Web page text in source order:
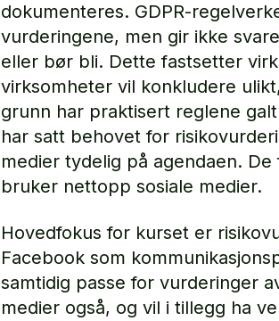
dokumenteres. GDPR-
vurderingene, men gir ikke
eller bør bli. Dette fastsetter
virksomheter vil konkludere
grunn har praktisert reglene
har satt behovet for
medier tydelig på agendaen.
bruker nettopp sosiale medier.
Hovedfokus for kurset er
Facebook som
samtidig passe for vurderinger
medier også, og vil i tillegg ha